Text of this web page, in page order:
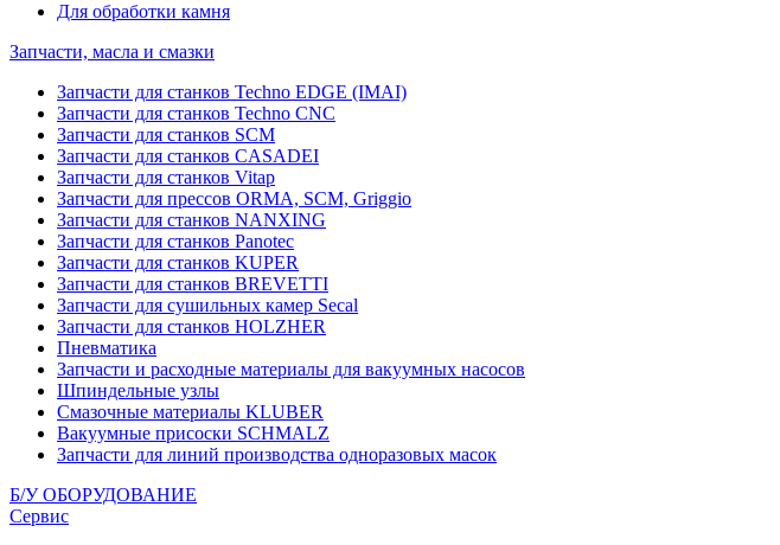
Для обработки камня
Запчасти, масла и смазки
Запчасти для станков Techno EDGE (IMAI)
Запчасти для станков Techno CNC
Запчасти для станков SCM
Запчасти для станков CASADEI
Запчасти для станков Vitap
Запчасти для прессов ORMA, SCM, Griggio
Запчасти для станков NANXING
Запчасти для станков Panotec
Запчасти для станков KUPER
Запчасти для станков BREVETTI
Запчасти для сушильных камер Secal
Запчасти для станков HOLZHER
Пневматика
Запчасти и расходные материалы для вакуумных насосов
Шпиндельные узлы
Смазочные материалы KLUBER
Вакуумные присоски SCHMALZ
Запчасти для линий производства одноразовых масок
Б/У ОБОРУДОВАНИЕ
Сервис